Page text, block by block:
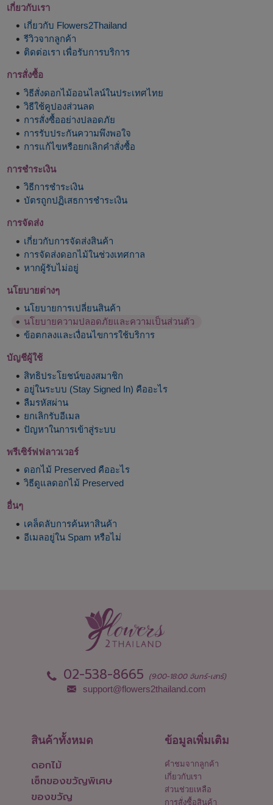
เกี่ยวกับเรา
เกี่ยวกับ Flowers2Thailand
รีวิวจากลูกค้า
ติดต่อเรา เพื่อรับการบริการ
การสั่งซื้อ
วิธีสั่งดอกไม้ออนไลน์ในประเทศไทย
วิธีใช้คูปองส่วนลด
การสั่งซื้ออย่างปลอดภัย
การรับประกันความพึงพอใจ
การแก้ไขหรือยกเลิกคำสั่งซื้อ
การชำระเงิน
วิธีการชำระเงิน
บัตรถูกปฏิเสธการชำระเงิน
การจัดส่ง
เกี่ยวกับการจัดส่งสินค้า
การจัดส่งดอกไม้ในช่วงเทศกาล
หากผู้รับไม่อยู่
นโยบายต่างๆ
นโยบายการเปลี่ยนสินค้า
นโยบายความปลอดภัยและความเป็นส่วนตัว
ข้อตกลงและเงื่อนไขการใช้บริการ
บัญชีผู้ใช้
สิทธิประโยชน์ของสมาชิก
อยู่ในระบบ (Stay Signed In) คืออะไร
ลืมรหัสผ่าน
ยกเลิกรับอีเมล
ปัญหาในการเข้าสู่ระบบ
พรีเซิร์ฟฟลาวเวอร์
ดอกไม้ Preserved คืออะไร
วิธีดูแลดอกไม้ Preserved
อื่นๆ
เคล็ดลับการค้นหาสินค้า
อีเมลอยู่ใน Spam หรือไม่
02-538-8665 (9:00-18:00 จันทร์-เสาร์)
support@flowers2thailand.com
สินค้าทั้งหมด
ดอกไม้
เซ็ทของขวัญพิเศษ
ของขวัญ
ข้อมูลเพิ่มเติม
คำชมจากลูกค้า
เกี่ยวกับเรา
ส่วนช่วยเหลือ
การสั่งซื้อสินค้า